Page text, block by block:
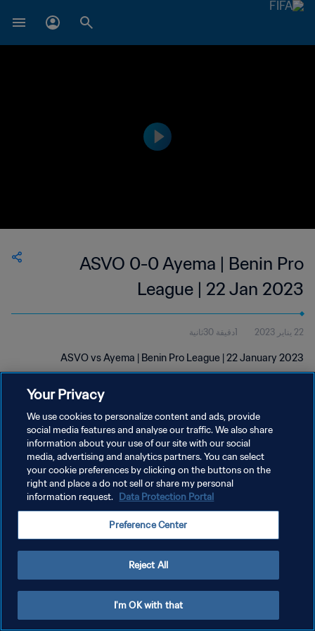
ASVO 0-0 Ayema | Benin Pro
League | 22 Jan 2023
22 يناير 2023 1دقيقة 30ثانية
ASVO vs Ayema | Benin Pro League | 22 January 2023
سياسة الخصوصية
شروط الخدمة
إدارة تفضيلات ملفات تعريف الارتباط
Your Privacy
We use cookies to personalize content and ads, provide
social media features and analyse our traffic. We also share
information about your use of our site with our social
media, advertising and analytics partners. You can select
your cookie preferences by clicking on the buttons on the
right and place a do not sell or share my personal
information request. Data Protection Portal
Preference Center
Reject All
I'm OK with that